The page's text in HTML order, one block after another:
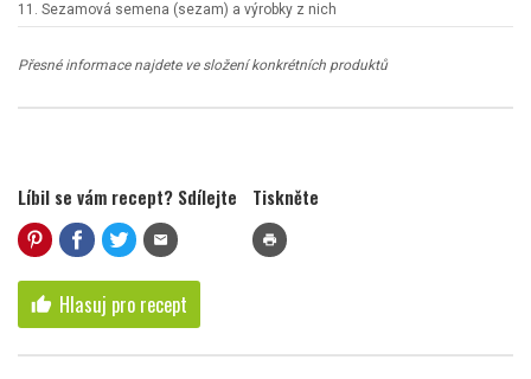
11. Sezamová semena (sezam) a výrobky z nich
Přesné informace najdete ve složení konkrétních produktů
Líbil se vám recept? Sdílejte
mail
Tiskněte
print
thumb_up Hlasuj pro recept